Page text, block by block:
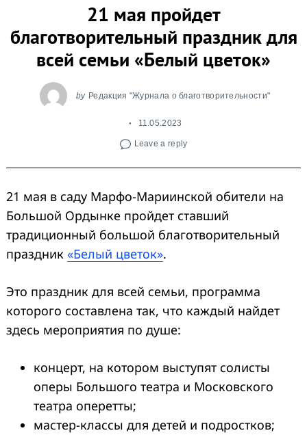
21 мая пройдет
благотворительный праздник для
всей семьи «Белый цветок»
by Редакция "Журнала о благотворительности"
11.05.2023
Leave a reply
21 мая в саду Марфо-Мариинской обители на
Большой Ордынке пройдет ставший
традиционный большой благотворительный
праздник «Белый цветок».
Это праздник для всей семьи, программа
которого составлена так, что каждый найдет
здесь мероприятия по душе:
концерт, на котором выступят солисты
оперы Большого театра и Московского
театра оперетты;
мастер-классы для детей и подростков;
Search
for: